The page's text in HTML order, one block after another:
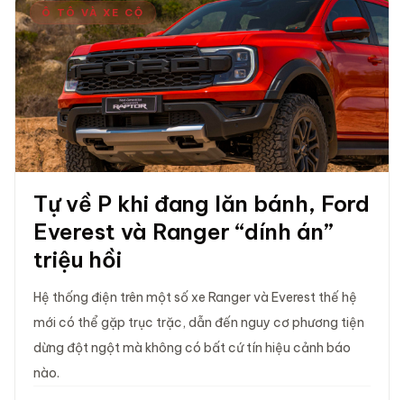
Ô TÔ VÀ XE CỘ
Tự về P khi đang lăn bánh, Ford
Everest và Ranger “dính án”
triệu hồi
Hệ thống điện trên một số xe Ranger và Everest thế hệ
mới có thể gặp trục trặc, dẫn đến nguy cơ phương tiện
dừng đột ngột mà không có bất cứ tín hiệu cảnh báo
nào.